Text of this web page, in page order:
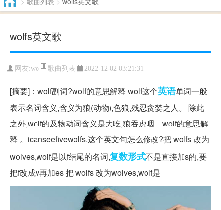
wolfs英文歌
网友:wo 歌曲列表 2022-12-02 03:21:31
[摘要]：wolf副词?wolf的意思解释 wolf这个英语单词一般
表示名词含义,含义为狼(动物),色狼,残忍贪婪之人。 除此
之外,wolf的及物动词含义是大吃,狼吞虎咽... wolf的意思解
释 。icanseefivewolfs.这个英文句怎么修改?把 wolfs 改为
wolves,wolf是以f结尾的名词,复数形式不是直接加s的,要
把f改成v再加es 把 wolfs 改为wolves,wolf是